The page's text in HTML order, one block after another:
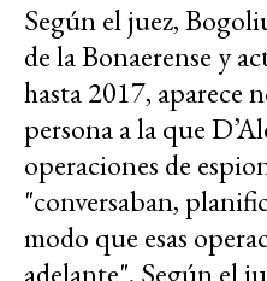
Según el juez,
de la Bonaerense y
hasta 2017, aparece
persona a la que
operaciones de
"conversaban,
modo que esas
adelante". Según el